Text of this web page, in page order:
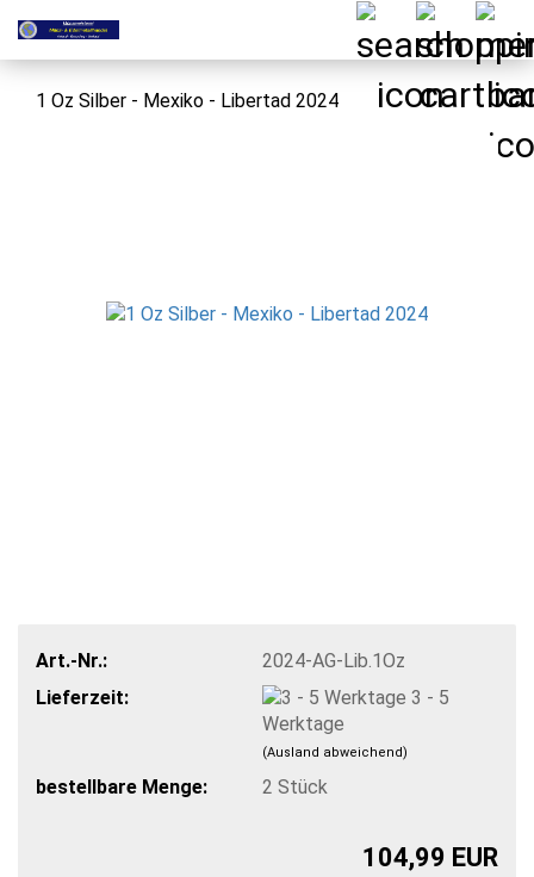
1 Oz Silber - Mexiko - Libertad 2024
Art.-Nr.:
2024-AG-Lib.1Oz
Lieferzeit:
3 - 5
Werktage
(Ausland abweichend)
bestellbare Menge: 2 Stück
104,99 EUR